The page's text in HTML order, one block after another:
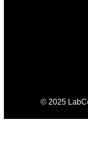
© 2025